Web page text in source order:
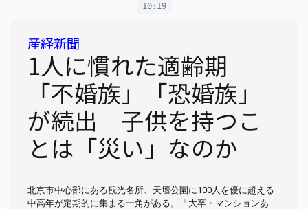
10:19
産経新聞
1人に慣れた適齢期
「不婚族」「恐婚族」
が続出 子供を持つこ
とは「災い」なのか
北京市中心部にある観光名所、天壇公園に100人を優に超える
中高年が定期的に集まる一角がある。「大卒・マンションあ